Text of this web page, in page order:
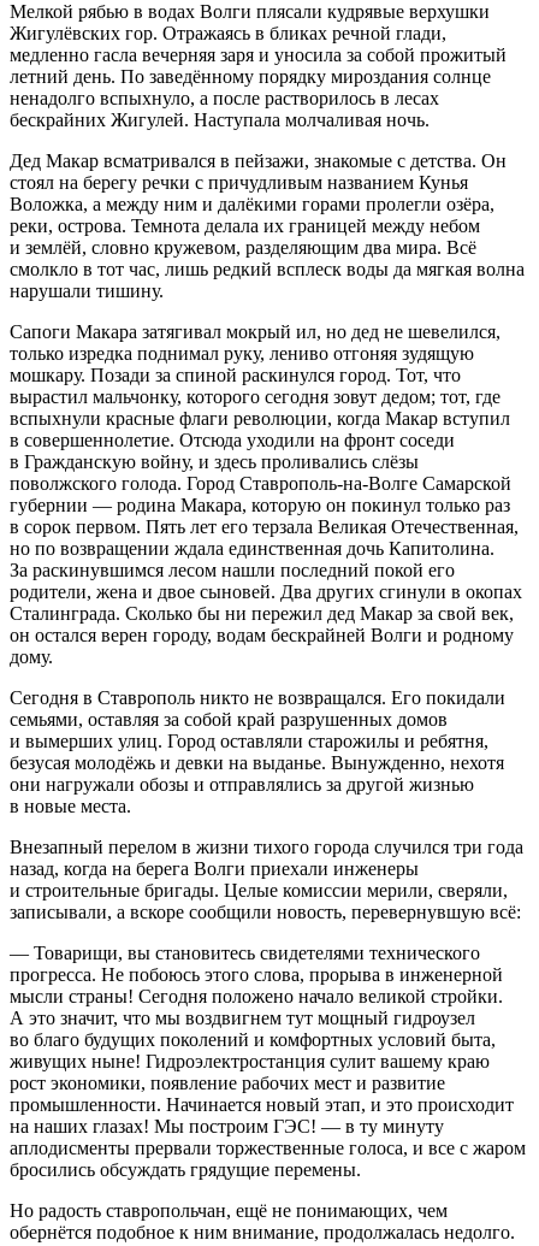
Мелкой рябью в водах Волги плясали кудрявые верхушки
Жигулёвских гор. Отражаясь в бликах речной глади,
медленно гасла вечерняя заря и уносила за собой прожитый
летний день. По заведëнному порядку мироздания солнце
ненадолго вспыхнуло, а после растворилось в лесах
бескрайних Жигулей. Наступала молчаливая ночь.
Дед Макар всматривался в пейзажи, знакомые с детства. Он
стоял на берегу речки с причудливым названием Кунья
Воложка, а между ним и далёкими горами пролегли озёра,
реки, острова. Темнота делала их границей между небом
и землёй, словно кружевом, разделяющим два мира. Всё
смолкло в тот час, лишь редкий всплеск воды да мягкая волна
нарушали тишину.
Сапоги Макара затягивал мокрый ил, но дед не шевелился,
только изредка поднимал руку, лениво отгоняя зудящую
мошкару. Позади за спиной раскинулся город. Тот, что
вырастил мальчонку, которого сегодня зовут дедом; тот, где
вспыхнули красные флаги революции, когда Макар вступил
в совершеннолетие. Отсюда уходили на фронт соседи
в Гражданскую войну, и здесь проливались слëзы
поволжского голода. Город Ставрополь-на-Волге Самарской
губернии — родина Макара, которую он покинул только раз
в сорок первом. Пять лет его терзала Великая Отечественная,
но по возвращении ждала единственная дочь Капитолина.
За раскинувшимся лесом нашли последний покой его
родители, жена и двое сыновей. Два других сгинули в окопах
Сталинграда. Сколько бы ни пережил дед Макар за свой век,
он остался верен городу, водам бескрайней Волги и родному
дому.
Сегодня в Ставрополь никто не возвращался. Его покидали
семьями, оставляя за собой край разрушенных домов
и вымерших улиц. Город оставляли старожилы и ребятня,
безусая молодёжь и девки на выданье. Вынужденно, нехотя
они нагружали обозы и отправлялись за другой жизнью
в новые места.
Внезапный перелом в жизни тихого города случился три года
назад, когда на берега Волги приехали инженеры
и строительные бригады. Целые комиссии мерили, сверяли,
записывали, а вскоре сообщили новость, перевернувшую всё:
— Товарищи, вы становитесь свидетелями технического
прогресса. Не побоюсь этого слова, прорыва в инженерной
мысли страны! Сегодня положено начало великой стройки.
А это значит, что мы воздвигнем тут мощный гидроузел
во благо будущих поколений и комфортных условий быта,
живущих ныне! Гидроэлектростанция сулит вашему краю
рост экономики, появление рабочих мест и развитие
промышленности. Начинается новый этап, и это происходит
на наших глазах! Мы построим ГЭС! — в ту минуту
аплодисменты прервали торжественные голоса, и все с жаром
бросились обсуждать грядущие перемены.
Но радость ставропольчан, ещё не понимающих, чем
обернётся подобное к ним внимание, продолжалась недолго.